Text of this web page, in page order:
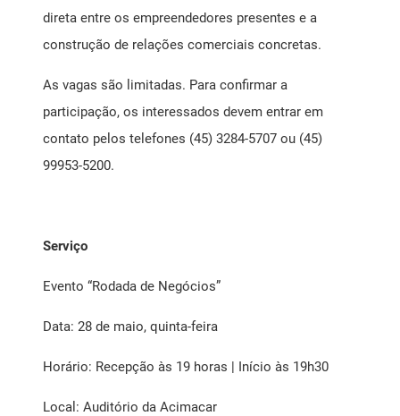
direta entre os empreendedores presentes e a
construção de relações comerciais concretas.
As vagas são limitadas. Para confirmar a
participação, os interessados devem entrar em
contato pelos telefones (45) 3284-5707 ou (45)
99953-5200.
Serviço
Evento “Rodada de Negócios”
Data: 28 de maio, quinta-feira
Horário: Recepção às 19 horas | Início às 19h30
Local: Auditório da Acimacar